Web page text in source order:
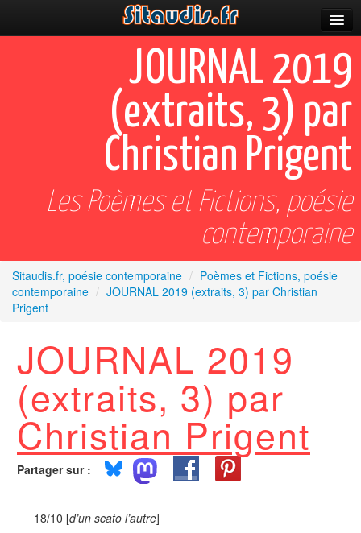
Poèmes et fictions
Célébrations
Plus
JOURNAL 2019
(extraits, 3) par
Christian Prigent
Les Poèmes et Fictions, poésie
contemporaine
Sitaudis.fr, poésie contemporaine / Poèmes et Fictions, poésie
contemporaine / JOURNAL 2019 (extraits, 3) par Christian
Prigent
JOURNAL 2019
(extraits, 3) par
Christian Prigent
Partager sur :
18/10 [d’un scato l’autre]